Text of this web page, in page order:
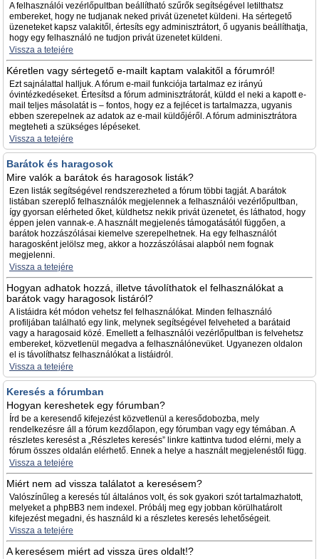
A felhasználói vezérlőpultban beállítható szűrők segítségével letilthatsz
embereket, hogy ne tudjanak neked privát üzenetet küldeni. Ha sértegető
üzeneteket kapsz valakitől, értesíts egy adminisztrátort, ő ugyanis beállíthatja,
hogy egy felhasználó ne tudjon privát üzenetet küldeni.
Vissza a tetejére
Kéretlen vagy sértegető e-mailt kaptam valakitől a fórumról!
Ezt sajnálattal halljuk. A fórum e-mail funkciója tartalmaz ez irányú
óvintézkedéseket. Értesítsd a fórum adminisztrátorát, küldd el neki a kapott e-
mail teljes másolatát is – fontos, hogy ez a fejlécet is tartalmazza, ugyanis
ebben szerepelnek az adatok az e-mail küldőjéről. A fórum adminisztrátora
megteheti a szükséges lépéseket.
Vissza a tetejére
Barátok és haragosok
Mire valók a barátok és haragosok listák?
Ezen listák segítségével rendszerezheted a fórum többi tagját. A barátok
listában szereplő felhasználók megjelennek a felhasználói vezérlőpultban,
így gyorsan elérheted őket, küldhetsz nekik privát üzenetet, és láthatod, hogy
éppen jelen vannak-e. A használt megjelenés támogatásától függően, a
barátok hozzászólásai kiemelve szerepelhetnek. Ha egy felhasználót
haragosként jelölsz meg, akkor a hozzászólásai alapból nem fognak
megjelenni.
Vissza a tetejére
Hogyan adhatok hozzá, illetve távolíthatok el felhasználókat a
barátok vagy haragosok listáról?
A listáidra két módon vehetsz fel felhasználókat. Minden felhasználó
profiljában található egy link, melynek segítségével felveheted a barátaid
vagy a haragosaid közé. Emellett a felhasználói vezérlőpultban is felvehetsz
embereket, közvetlenül megadva a felhasználónevüket. Ugyanezen oldalon
el is távolíthatsz felhasználókat a listáidról.
Vissza a tetejére
Keresés a fórumban
Hogyan kereshetek egy fórumban?
Írd be a keresendő kifejezést közvetlenül a keresődobozba, mely
rendelkezésre áll a fórum kezdőlapon, egy fórumban vagy egy témában. A
részletes keresést a „Részletes keresés” linkre kattintva tudod elérni, mely a
fórum összes oldalán elérhető. Ennek a helye a használt megjelenéstől függ.
Vissza a tetejére
Miért nem ad vissza találatot a keresésem?
Valószínűleg a keresés túl általános volt, és sok gyakori szót tartalmazhatott,
melyeket a phpBB3 nem indexel. Próbálj meg egy jobban körülhatárolt
kifejezést megadni, és használd ki a részletes keresés lehetőségeit.
Vissza a tetejére
A keresésem miért ad vissza üres oldalt!?